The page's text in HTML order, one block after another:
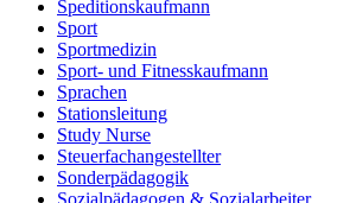
Speditionskaufmann
Sport
Sportmedizin
Sport- und Fitnesskaufmann
Sprachen
Stationsleitung
Study Nurse
Steuerfachangestellter
Sonderpädagogik
Sozialpädagogen & Sozialarbeiter